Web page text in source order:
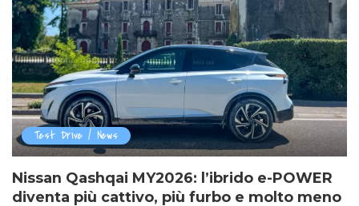
Test Drive / News
Nissan Qashqai MY2026: l’ibrido e-POWER
diventa più cattivo, più furbo e molto meno